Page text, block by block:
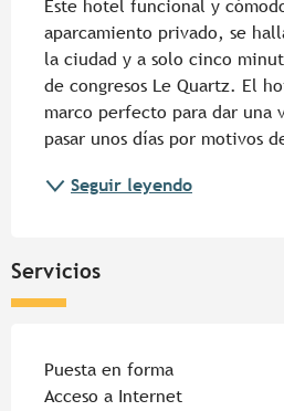
Este hotel funcional y
aparcamiento privado, se
la ciudad y a solo cinco
de congresos Le Quartz. El
marco perfecto para dar una
pasar unos días por motivos
Seguir leyendo
Servicios
Puesta en forma
Acceso a Internet